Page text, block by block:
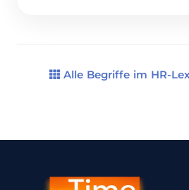
strukturierte
Alle Begriffe im HR-